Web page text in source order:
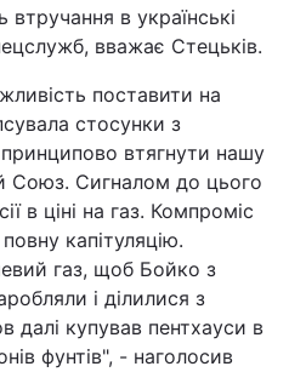
втручання в українські
вважає Стецьків.
поставити на
стосунки з
втягнути нашу
Союз. Сигналом до цього
в ціні на газ. Компроміс
капітуляцію.
газ, щоб Бойко з
і ділилися з
купував пентхауси в
фунтів", - наголосив